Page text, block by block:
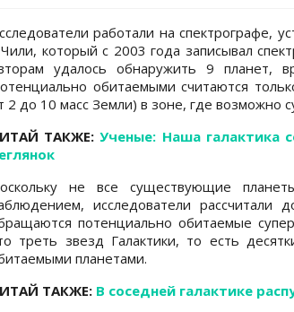
работали на спектрографе,
который с 2003 года записывал
удалось обнаружить 9 планет,
обитаемыми считаются
2 до 10 масс Земли) в зоне, где возможно
ТАКЖЕ:Ученые: Наша галактика
не все существующие
исследователи рассчитали
потенциально обитаемые
треть звезд Галактики, то есть
планетами.
ТАКЖЕ: В соседней галактике